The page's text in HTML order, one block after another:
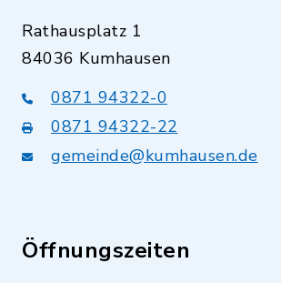
Rathausplatz 1
84036 Kumhausen
0871 94322-0
0871 94322-22
gemeinde@kumhausen.de
Öffnungszeiten